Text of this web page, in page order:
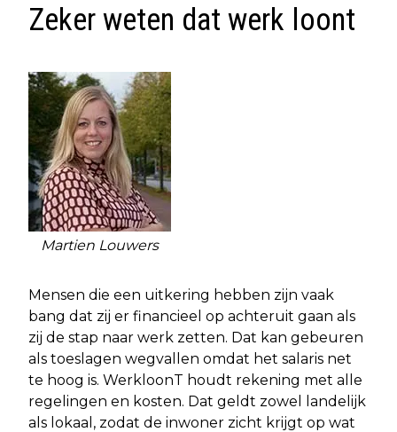
Zeker weten dat werk loont
Martien Louwers
Mensen die een uitkering hebben zijn vaak
bang dat zij er financieel op achteruit gaan als
zij de stap naar werk zetten. Dat kan gebeuren
als toeslagen wegvallen omdat het salaris net
te hoog is. WerkloonT houdt rekening met alle
regelingen en kosten. Dat geldt zowel landelijk
als lokaal, zodat de inwoner zicht krijgt op wat